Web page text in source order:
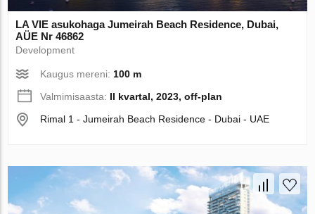
LA VIE asukohaga Jumeirah Beach Residence, Dubai,
AÜE Nr 46862
Development
Kaugus mereni:100 m
Valmimisaasta: II kvartal, 2023, off-plan
Rimal 1 - Jumeirah Beach Residence - Dubai - UAE